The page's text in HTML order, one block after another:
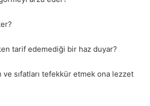
tarif edemediği bir haz duyar?
ve sıfatları tefekkür etmek ona lezzet